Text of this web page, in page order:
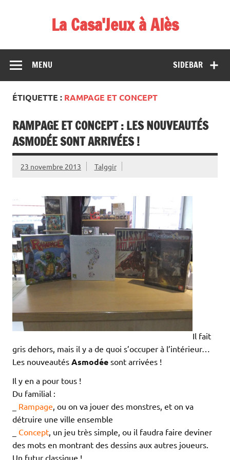
La Casa'Jeux à Alès
démos et de tournois
SIDEBAR
MENU
ÉTIQUETTE : RAMPAGE ET CONCEPT
RAMPAGE ET CONCEPT : LES NOUVEAUTÉS
ASMODÉE SONT ARRIVÉES !
23 novembre 2013 Talggir
Il fait
gris dehors, mais il y a de quoi s’occuper à l’intérieur…
Les nouveautés Asmodée sont arrivées !
Il y en a pour tous !
Du familial :
Rampage, ou on va jouer des monstres, et on va
détruire une ville ensemble
Concept, un jeu très simple, ou il faudra faire deviner
des mots en montrant des dessins aux autres joueurs.
Un futur classique !